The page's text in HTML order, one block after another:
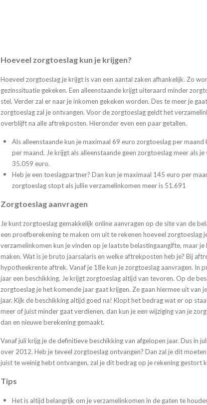
Hoeveel zorgtoeslag kun je krijgen?
Hoeveel zorgtoeslag je krijgt is van een aantal zaken afhankelijk. Zo
gezinssituatie gekeken. Een alleenstaande krijgt uiteraard minder
stel. Verder zal er naar je inkomen gekeken worden. Des te meer je
zorgtoeslag zal je ontvangen. Voor de zorgtoeslag geldt het
overblijft na alle aftrekposten. Hieronder even een paar getallen.
Als alleenstaande kun je maximaal 69 euro zorgtoeslag per
per maand. Je krijgt als alleenstaande geen zorgtoeslag meer als
35.059 euro.
Heb je een toeslagpartner? Dan kun je maximaal 145 euro per
zorgtoeslag stopt als jullie verzamelinkomen meer is 51.691
Zorgtoeslag aanvragen
Je kunt zorgtoeslag gemakkelijk online aanvragen op de site van de
een proefberekening te maken om uit te rekenen hoeveel zorgtoeslag
verzamelinkomen kun je vinden op je laatste belastingaangifte, maar
maken. Wat is je bruto jaarsalaris en welke aftrekposten heb je? Bij
hypotheekrente aftrek. Vanaf je 18e kun je zorgtoeslag aanvragen. In
jaar een beschikking. Je krijgt zorgtoeslag altijd van tevoren. Op de
zorgtoeslag je het komende jaar gaat krijgen. Ze gaan hiermee uit van
jaar. Kijk de beschikking altijd goed na! Klopt het bedrag wat er op
meer of juist minder gaat verdienen, dan kun je een wijziging van je
dan en nieuwe berekening gemaakt.
Vanaf juli krijg je de definitieve beschikking van afgelopen jaar. Dus in
over 2012. Heb je teveel zorgtoeslag ontvangen? Dan zal je dit
juist te weinig hebt ontvangen, zal je dit bedrag op je rekening gestort
Tips
Het is altijd belangrijk om je verzamelinkomen in de gaten te